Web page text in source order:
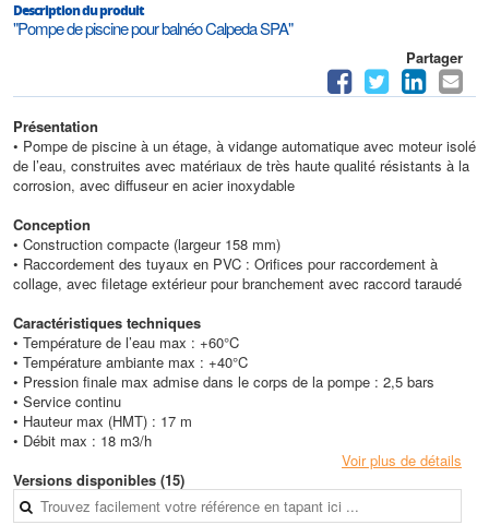
Description du produit
"Pompe de piscine pour balnéo Calpeda SPA"
Partager
Présentation
• Pompe de piscine à un étage, à vidange automatique avec moteur isolé
de l’eau, construites avec matériaux de très haute qualité résistants à la
corrosion, avec diffuseur en acier inoxydable
Conception
• Construction compacte (largeur 158 mm)
• Raccordement des tuyaux en PVC : Orifices pour raccordement à
collage, avec filetage extérieur pour branchement avec raccord taraudé
Caractéristiques techniques
• Température de l’eau max : +60°C
• Température ambiante max : +40°C
• Pression finale max admise dans le corps de la pompe : 2,5 bars
• Service continu
• Hauteur max (HMT) : 17 m
• Débit max : 18 m3/h
Voir plus de détails
Versions disponibles (15)